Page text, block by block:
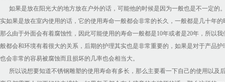
如果是放在阳光大的地方放在户外的话，可能他的时候是因为一般也是不一定的
实如果是放在室内使用的话，它的使用寿命一般都会非常的长久，一般都是几十年
那么由于外面会有着腐蚀性，因此可能使用的寿命一般都是10年或者是20年，所以
般都会和环境有着很大的关系，后期的护理其实也是非常重要的，如果是对于产品
也会非常的容易被腐蚀而且损坏的几率也会相当大。
所以说想要知道不锈钢雕塑的使用寿命有多长，那么主要看一下自己的使用以及